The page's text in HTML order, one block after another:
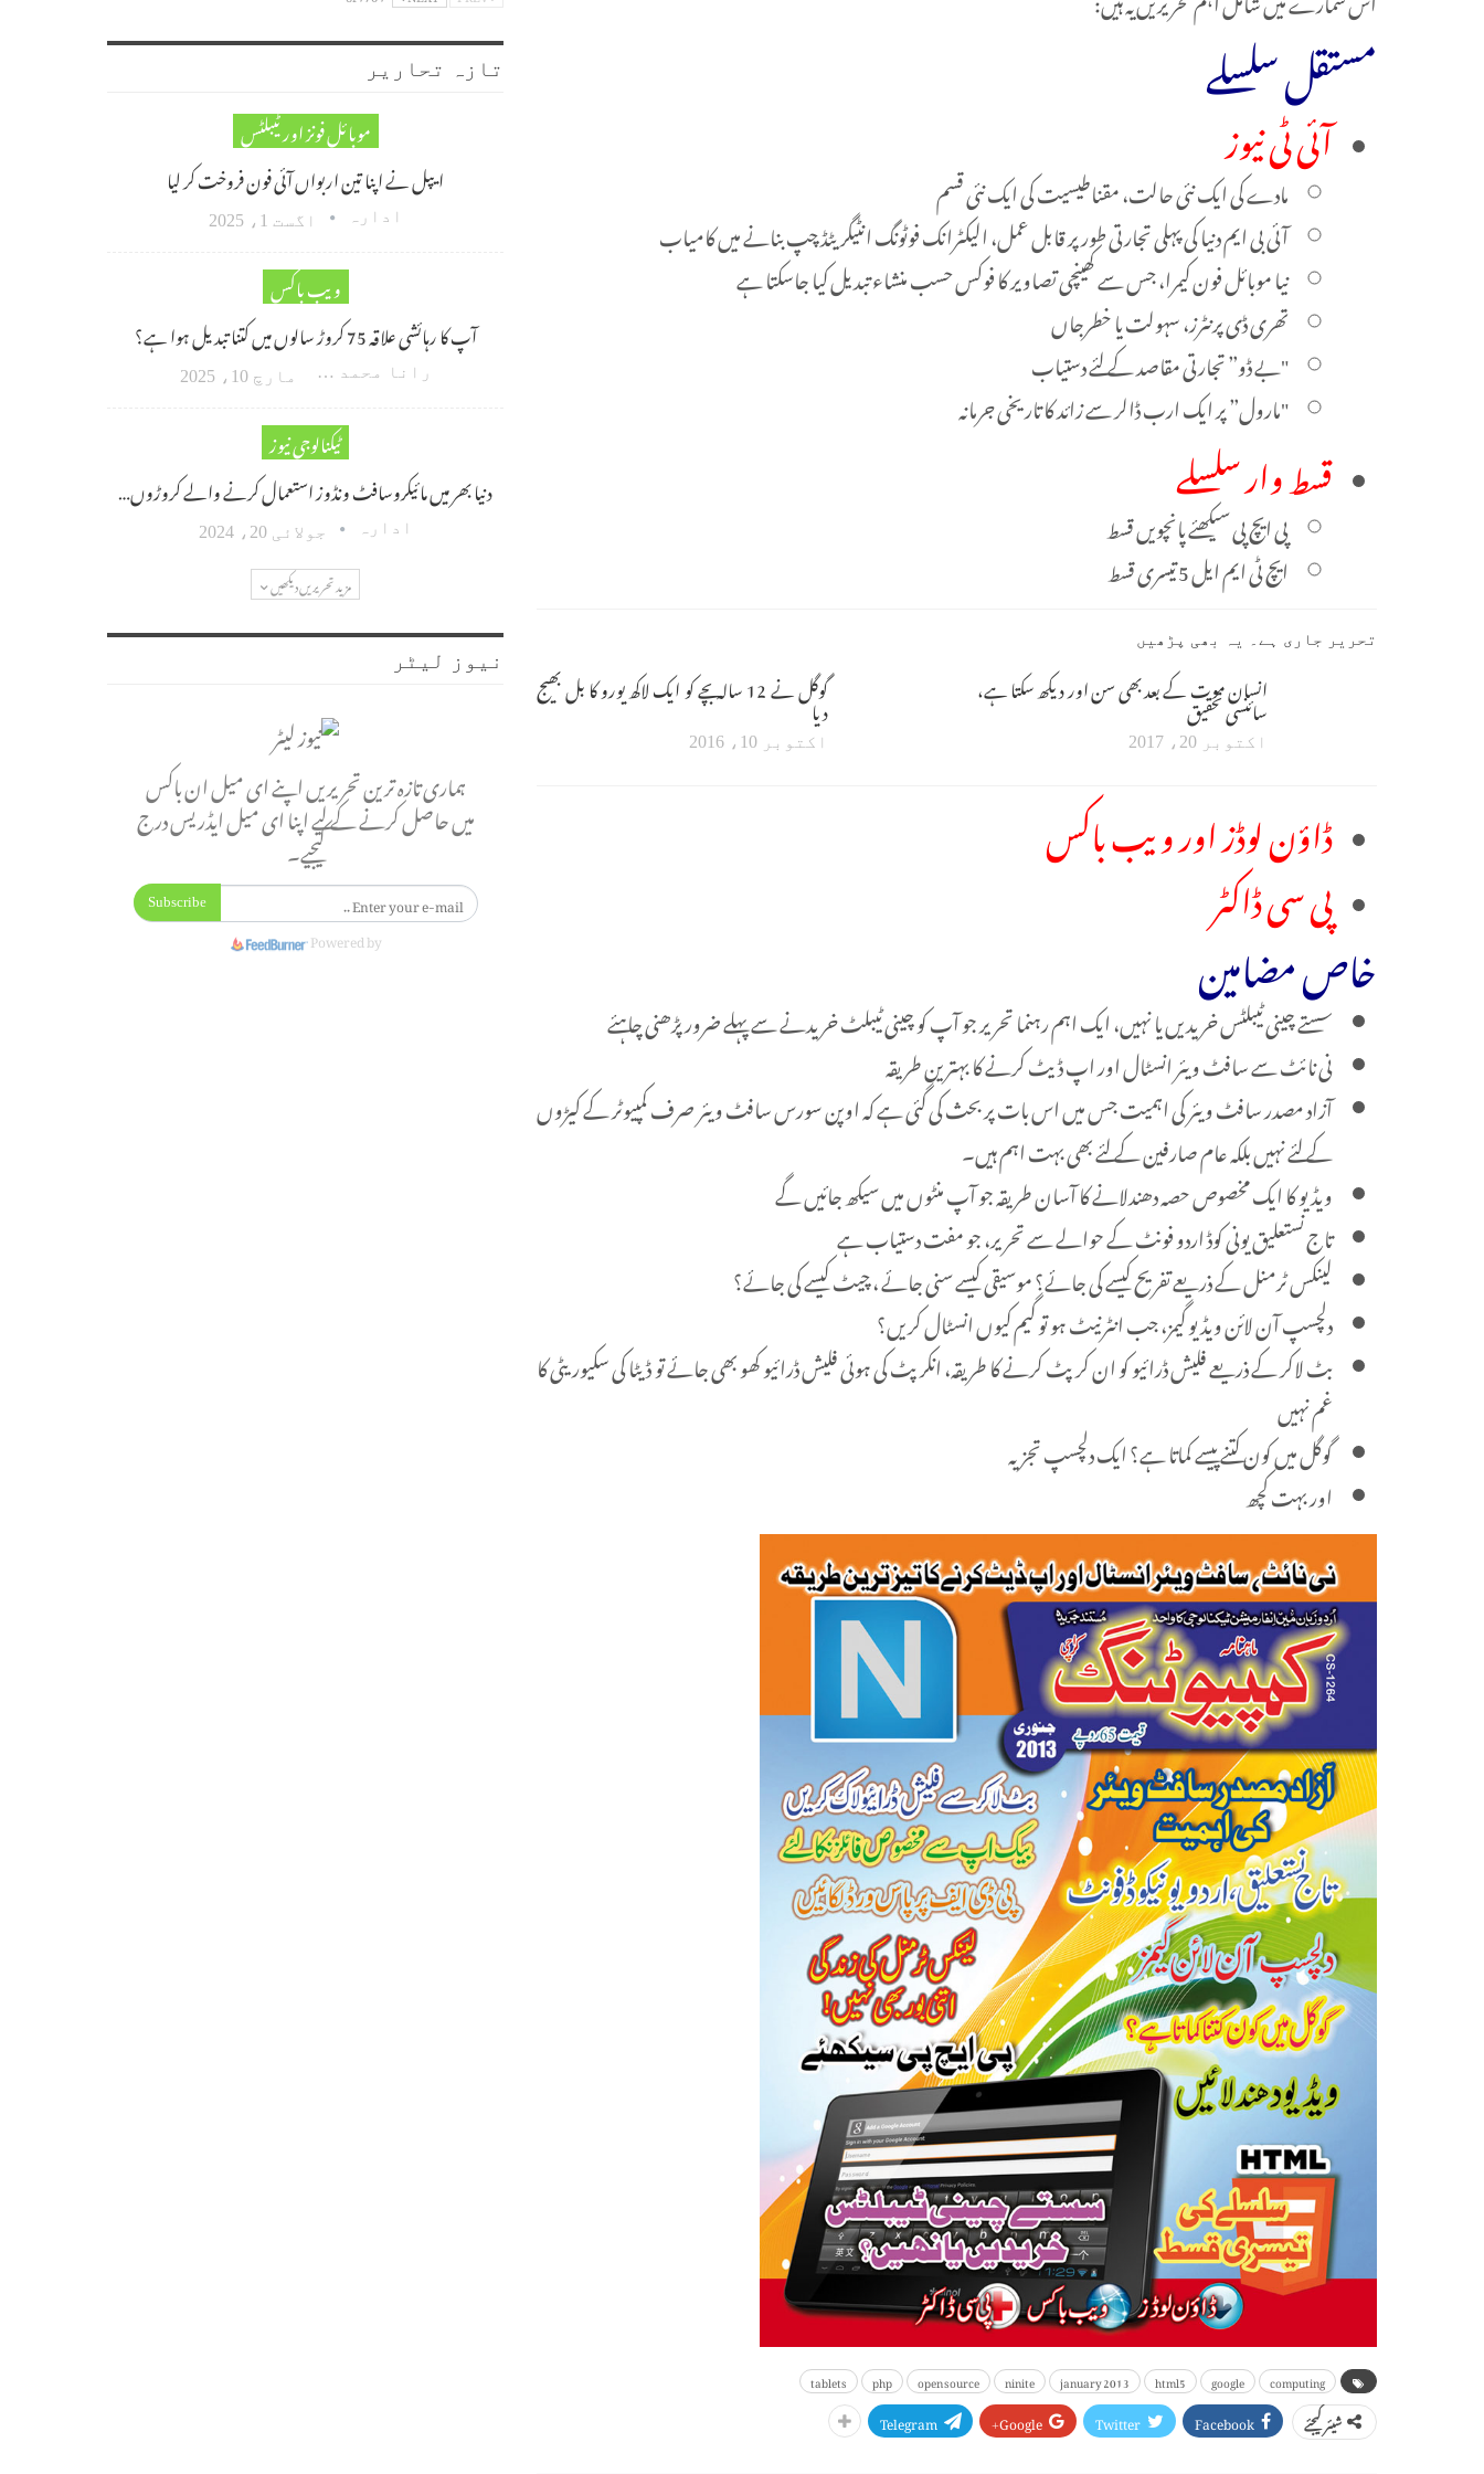
مستقل سلسلے
آئی ٹی نیوز
مادے کی ایک نئی حالت، مقناطیسیت کی ایک نئی قسم
آئی بی ایم دنیا کی پہلی تجارتی طور پر قابل عمل، الیکٹرانک فوٹونگ انٹیگریٹڈ چپ بنانے میں کامیاب
نیا موبائل فون کیمرا، جس سے کھینچی تصاویر کا فوکس حسب منشاء تبدیل کیا جاسکتا ہے
تھری ڈی پرنٹرز، سہولت یا خطرجاں
"بے ڈو” تجارتی مقاصد کے لئے دستیاب
"مارول” پر ایک ارب ڈالر سے زائد کا تاریخی جرمانہ
قسط وار سلسلے
پی ایچ پی سیکھئے پانچویں قسط
ایچ ٹی ایم ایل 5 تیسری قسط
تحریر جاری ہے۔ یہ بھی پڑھیں
انسان موت کے بعد بھی سن اور دیکھ سکتا ہے،
سائنسی تحقیق
اکتوبر 20، 2017
گوگل نے 12 سالہ بچے کو ایک لاکھ یورو کا بل بھیج دیا
اکتوبر 10، 2016
ڈاؤن لوڈز اور ویب باکس
پی سی ڈاکٹر
خاص مضامین
سستے چینی ٹیبلٹس خریدیں یا نہیں، ایک اہم رہنما تحریر جو آپ کو چینی ٹیبلٹ خریدنے سے پہلے ضرور پڑھنی چاہئے
نی نائٹ سے سافٹ ویئر انسٹال اور اپ ڈیٹ کرنے کا بہترین طریقہ
آزاد مصدر سافٹ ویئر کی اہمیت جس میں اس بات پر بحث کی گئی ہے کہ اوپن سورس سافٹ ویئر صرف کمپیوٹر کے کیڑوں
کے لئے نہیں بلکہ عام صارفین کے لئے بھی بہت اہم ہیں۔
ویڈیو کا ایک مخصوص حصہ دھندلانے کا آسان طریقہ جو آپ منٹوں میں سیکھ جائیں گے
تاج نستعلیق یونی کوڈ اردو فونٹ کے حوالے سے تحریر، جو مفت دستیاب ہے
لینکس ٹرمنل کے ذریعے تفریح کیسے کی جائے؟ موسیقی کیسے سنی جائے ، چیٹ کیسے کی جائے؟
دلچسپ آن لائن ویڈیو گیمز، جب انٹرنیٹ ہو تو گیم کیوں انسٹال کریں؟
بٹ لاکر کے ذریعے فلیش ڈرائیو کو ان کرپٹ کرنے کا طریقہ، انکرپٹ کی ہوئی فلیش ڈرائیو کھو بھی جائے تو ڈیٹا کی سکیوریٹی کا
غم نہیں
گوگل میں کون کتنے پیسے کماتا ہے؟ ایک دلچسپ تجزیہ
اور بہت کچھ
computing
google
html5
january 2013
ninite
open source
php
tablets
شیئر کیجئے Facebook
Twitter
Google+
Telegram
تازہ تحاریر
موبائل فونز اور ٹیبلٹس
ایپل نے اپنا تین اربواں آئی فون فروخت کر لیا
ادارہ اگست 1، 2025
ویب باکس
آپ کا رہائشی علاقہ 75 کروڑ سالوں میں کتنا تبدیل ہوا ہے؟
رانا محمد امین اکبر مارچ 10، 2025
ٹیکنالوجی نیوز
دنیا بھر میں مائیکروسافٹ ونڈوز استعمال کرنے والے کروڑوں…
ادارہ جولائی 20، 2024
مزید تحریریں دیکھیں
نیوز لیٹر
ہماری تازہ ترین تحریریں اپنے ای میل ان باکس
میں حاصل کرنے کے لیے اپنا ای میل ایڈریس درج
کیجیے۔
Subscribe
Powered by